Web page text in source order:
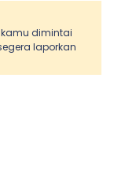
dimintai
laporkan